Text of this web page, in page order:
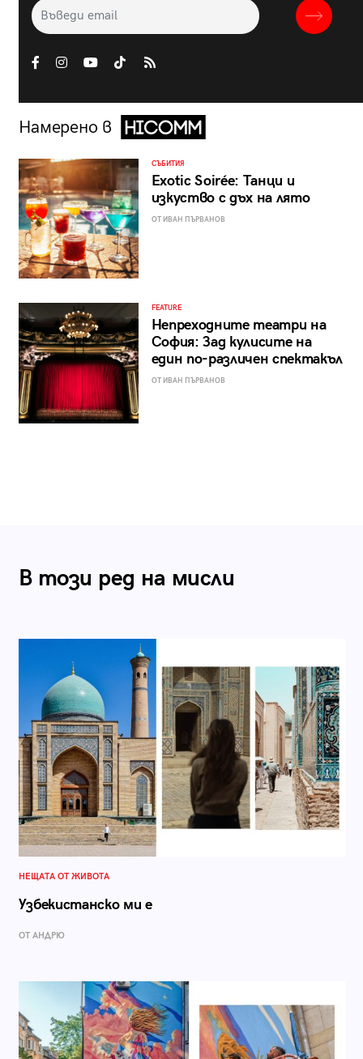
Намерено в
СЪБИТИЯ
Exotic Soirée: Танци и
изкуство с дъх на лято
ОТ ИВАН ПЪРВАНОВ
FEATURE
Непреходните театри на
София: Зад кулисите на
един по-различен спектакъл
ОТ ИВАН ПЪРВАНОВ
В този ред на мисли
НЕЩАТА ОТ ЖИВОТА
Узбекистанско ми е
ОТ АНДРЮ